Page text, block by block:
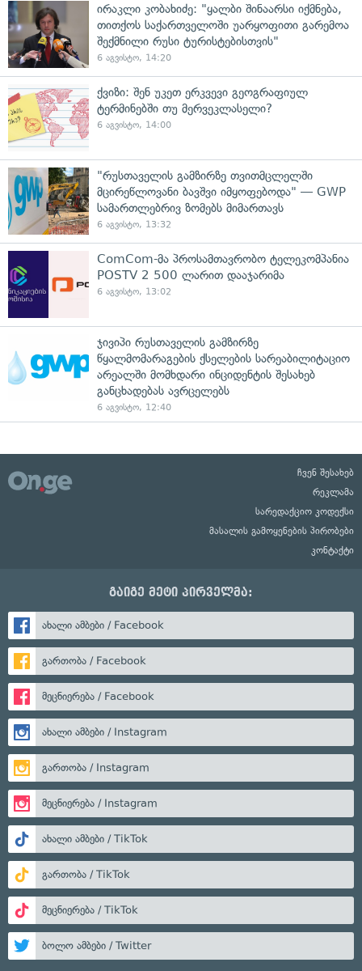
ირაკლი კობახიძე: "ყალბი შინაარსი იქმნება,
თითქოს საქართველოში უარყოფითი გარემოა
შექმნილი რუსი ტურისტებისთვის"
6 აგვისტო, 14:20
ქვიზი: შენ უკეთ ერკვევი გეოგრაფიულ
ტერმინებში თუ მერვეკლასელი?
6 აგვისტო, 14:00
"რუსთაველის გამზირზე თვითმცლელში
მცირეწლოვანი ბავშვი იმყოფებოდა" — GWP
სამართლებრივ ზომებს მიმართავს
6 აგვისტო, 13:32
ComCom-მა პროსამთავრობო ტელეკომპანია
POSTV 2 500 ლარით დააჯარიმა
6 აგვისტო, 13:02
ჯივიპი რუსთაველის გამზირზე
წყალმომარაგების ქსელების სარეაბილიტაციო
არეალში მომხდარი ინციდენტის შესახებ
განცხადებას ავრცელებს
6 აგვისტო, 12:40
ჩვენ შესახებ
რეკლამა
სარედაქციო კოდექსი
მასალის გამოყენების პირობები
კონტაქტი
გაიგე მეტი პირველმა:
ახალი ამბები / Facebook
გართობა / Facebook
მეცნიერება / Facebook
ახალი ამბები / Instagram
გართობა / Instagram
მეცნიერება / Instagram
ახალი ამბები / TikTok
გართობა / TikTok
მეცნიერება / TikTok
ბოლო ამბები / Twitter